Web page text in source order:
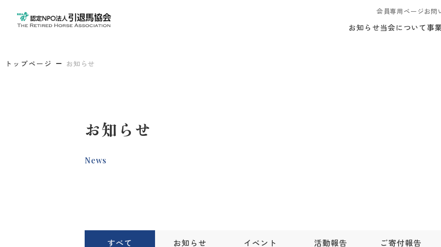
会員専用ページお問
お知らせ当会について事
トップページ お知らせ
お知らせ
News
すべて お知らせ イベント 活動報告 ご寄付報告